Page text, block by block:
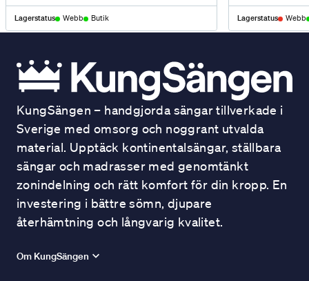
Lagerstatus Webb Butik Lagerstatus Webb
KungSängen – handgjorda sängar tillverkade i
Sverige med omsorg och noggrant utvalda
material. Upptäck kontinentalsängar, ställbara
sängar och madrasser med genomtänkt
zonindelning och rätt komfort för din kropp. En
investering i bättre sömn, djupare
återhämtning och långvarig kvalitet.
Om KungSängen